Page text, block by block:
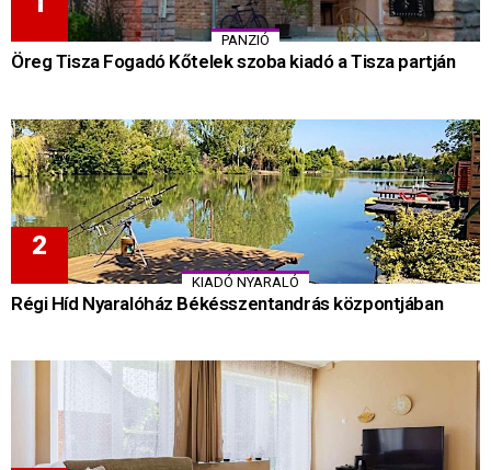
PANZIÓ
Öreg Tisza Fogadó Kőtelek szoba kiadó a Tisza partján
KIADÓ NYARALÓ
Régi Híd Nyaralóház Békésszentandrás központjában